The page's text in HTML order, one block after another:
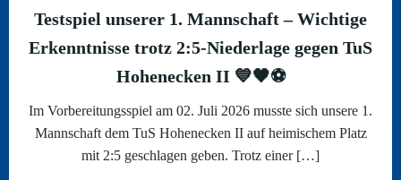
Testspiel unserer 1. Mannschaft – Wichtige
Erkenntnisse trotz 2:5-Niederlage gegen TuS
Hohenecken II 💙🖤⚽
Im Vorbereitungsspiel am 02. Juli 2026 musste sich unsere 1.
Mannschaft dem TuS Hohenecken II auf heimischem Platz
mit 2:5 geschlagen geben. Trotz einer […]